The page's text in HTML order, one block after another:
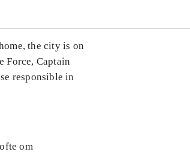
the city is on
Force, Captain
responsible in
om